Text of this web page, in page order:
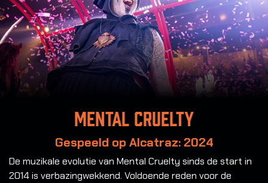
Mental Cruelty
Gespeeld op Alcatraz: 2024
De muzikale evolutie van Mental Cruelty sinds de start in
2014 is verbazingwekkend. Voldoende reden voor de